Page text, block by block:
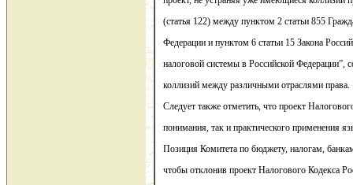
(статья 122) между пунктом 2 статьи 855
Федерации и пунктом 6 статьи 15 Закона
налоговой системы в Российской Федерации”,
коллизий между различными отраслями права.
Следует также отметить, что проект
понимания, так и практического применения
Позиция Комитета по бюджету, налогам,
чтобы отклонив проект Налогового Кодекса